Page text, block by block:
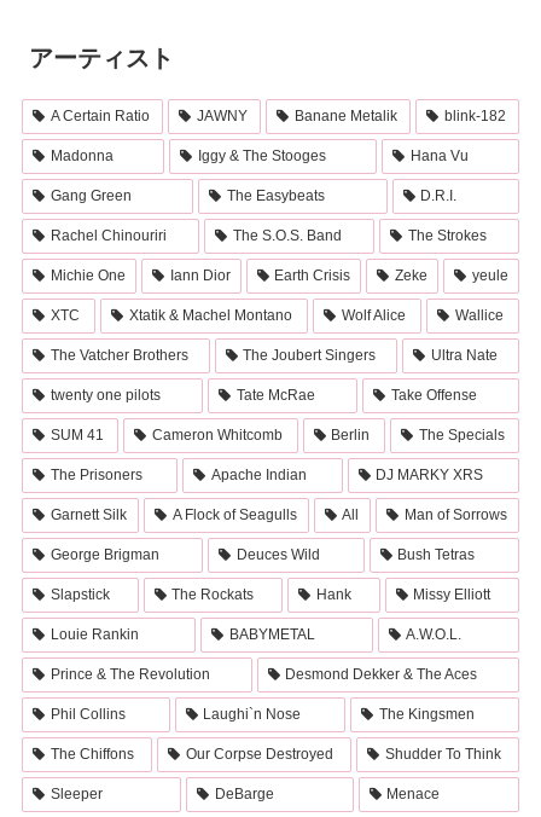
アーティスト
A Certain Ratio JAWNY Banane Metalik blink-182
Madonna Iggy & The Stooges Hana Vu
Gang Green The Easybeats D.R.I.
Rachel Chinouriri The S.O.S. Band The Strokes
Michie One Iann Dior Earth Crisis Zeke yeule
XTC Xtatik & Machel Montano Wolf Alice Wallice
The Vatcher Brothers The Joubert Singers Ultra Nate
twenty one pilots Tate McRae Take Offense
SUM 41 Cameron Whitcomb Berlin The Specials
The Prisoners Apache Indian DJ MARKY XRS
Garnett Silk A Flock of Seagulls All Man of Sorrows
George Brigman Deuces Wild Bush Tetras
Slapstick The Rockats Hank Missy Elliott
Louie Rankin BABYMETAL A.W.O.L.
Prince & The Revolution Desmond Dekker & The Aces
Phil Collins Laughi`n Nose The Kingsmen
The Chiffons Our Corpse Destroyed Shudder To Think
Sleeper DeBarge Menace